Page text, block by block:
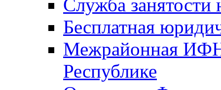
Служба занятости
Бесплатная
Межрайонная
Республике